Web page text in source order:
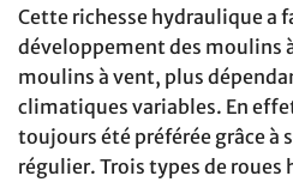
Cette richesse hydraulique a
développement des moulins
moulins à vent, plus
climatiques variables. En
toujours été préférée grâce à
régulier. Trois types de roues